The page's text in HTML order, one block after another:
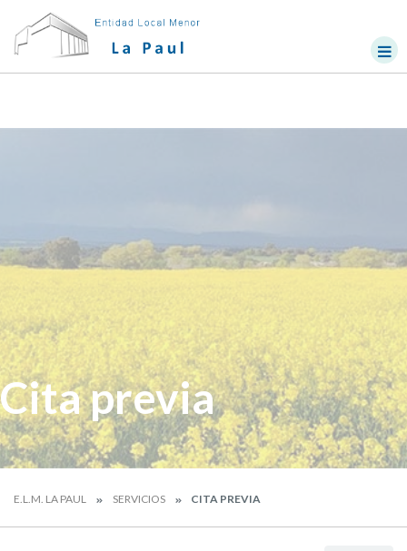
Cita previa
E.L.M. LA PAUL SERVICIOS CITA PREVIA